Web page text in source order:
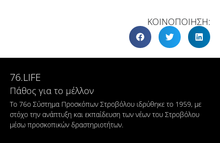
ΚΟΙΝΟΠΟΙΗΣΗ:
76.LIFE
Πάθος για το μέλλον
Το 76ο Σύστημα Προσκόπων Στροβόλου ιδρύθηκε το 1959, με
στόχο την ανάπτυξη και εκπαίδευση των νέων του Στροβόλου
μέσω προσκοπικών δραστηριοτήτων.